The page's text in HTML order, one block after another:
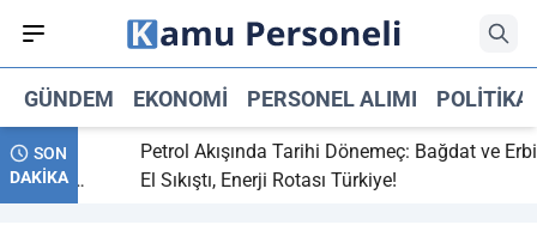
GÜNDEM EKONOMI PERSONEL ALIMI POLITIKA
SON
DAKİKA
maç
Petrol Akışında Tarihi Dönemeç: Bağdat ve Erbil
El Sıkıştı, Enerji Rotası Türkiye!